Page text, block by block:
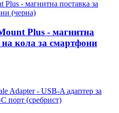
Plus - магнитна
на кола за смартфони